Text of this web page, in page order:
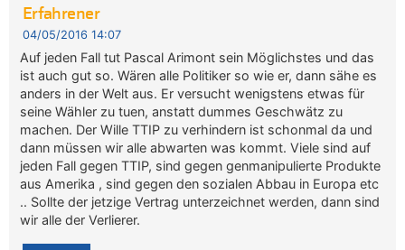
Erfahrener
04/05/2016 14:07
Auf jeden Fall tut Pascal Arimont sein Möglichstes und das
ist auch gut so. Wären alle Politiker so wie er, dann sähe es
anders in der Welt aus. Er versucht wenigstens etwas für
seine Wähler zu tuen, anstatt dummes Geschwätz zu
machen. Der Wille TTIP zu verhindern ist schonmal da und
dann müssen wir alle abwarten was kommt. Viele sind auf
jeden Fall gegen TTIP, sind gegen genmanipulierte Produkte
aus Amerika , sind gegen den sozialen Abbau in Europa etc
.. Sollte der jetzige Vertrag unterzeichnet werden, dann sind
wir alle der Verlierer.